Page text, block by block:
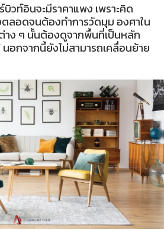
บิวท์อินจะมีราคาแพง เพราะคิด
ตลอดจนต้องทำการวัดมุม องศาใน
าง ๆ นั้นต้องดูจากพื้นที่เป็นหลัก
อกจากนี้ยังไม่สามารถเคลื่อนย้าย